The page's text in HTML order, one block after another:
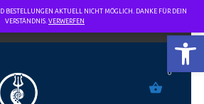
0
BESTELLUNGEN AKTUELL NICHT MÖGLICH. DANKE FÜR DEIN
VERSTÄNDNIS. VERWERFEN